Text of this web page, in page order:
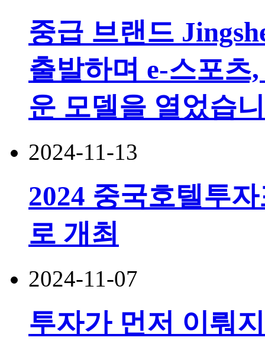
중급 브랜드
출발하며 e-스포츠
운 모델을 열었습
2024-11-13
2024 중국호텔투
로 개최
2024-11-07
투자가 먼저 이뤄